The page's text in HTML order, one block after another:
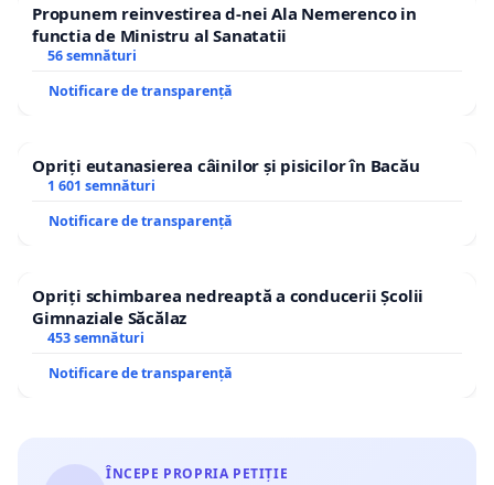
Propunem reinvestirea d-nei Ala Nemerenco in
functia de Ministru al Sanatatii
56 semnături
Notificare de transparență
Opriți eutanasierea câinilor și pisicilor în Bacău
1 601 semnături
Notificare de transparență
Opriți schimbarea nedreaptă a conducerii Școlii
Gimnaziale Săcălaz
453 semnături
Notificare de transparență
ÎNCEPE PROPRIA PETIȚIE